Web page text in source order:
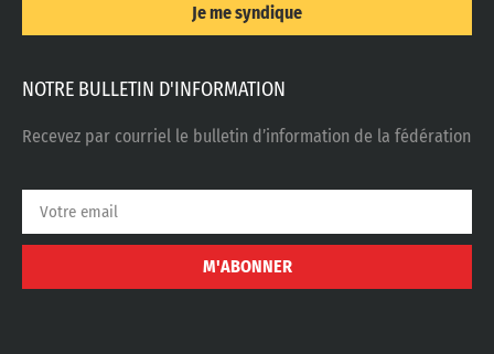
Je me syndique
NOTRE BULLETIN D'INFORMATION
Recevez par courriel le bulletin d’information de la fédération
M'ABONNER